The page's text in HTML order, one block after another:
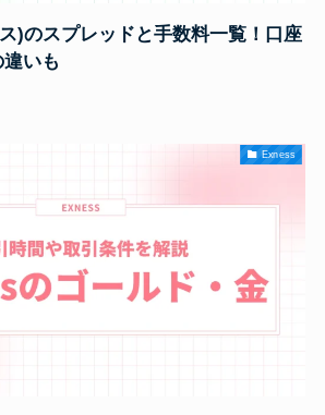
)のスプレッドと手数料一覧！口座
いも
Exness